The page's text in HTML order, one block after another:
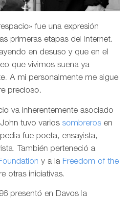
fue una expresión
primeras etapas del Internet.
en desuso y que en el
que vivimos suena ya
A mi personalmente me sigue
precioso.
va inherentemente asociado
tuvo variossombreros en
fue poeta, ensayista,
También perteneció a
y a la Freedom of the
otras iniciativas.
presentó en Davos la